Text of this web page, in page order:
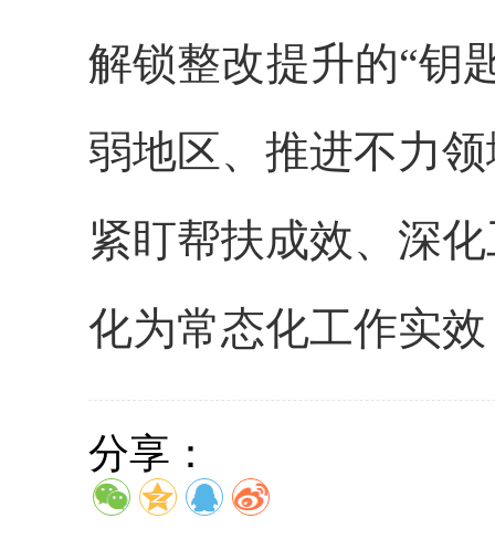
解锁整改提升的“钥
弱地区、推进不力
紧盯帮扶成效、深
化为常态化工作实
分享：